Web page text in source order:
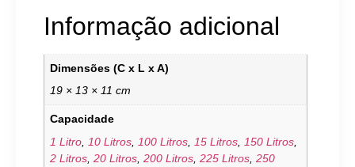
Informação adicional
Dimensões (C x L x A)
19 × 13 × 11 cm
Capacidade
1 Litro
10 Litros 100 Litros 15 Litros 150 Litros
2 Litros ,20 Litros ,200 Litros ,225 Litros ,250